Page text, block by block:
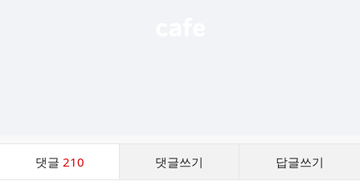
댓글 210 댓글쓰기 답글쓰기